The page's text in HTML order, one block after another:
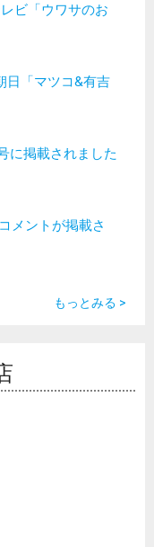
ビ「ウワサのお
日「マツコ&有吉
に掲載されました
メントが掲載さ
もっとみる >